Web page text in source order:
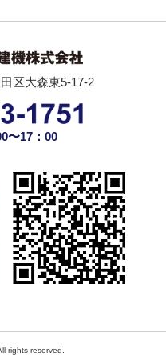
区大森東5-17-2
〜17：00
rights reserved.